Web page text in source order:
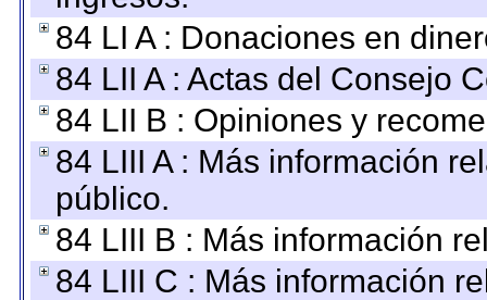
84 LI A : Donaciones en
84 LII A : Actas del Consejo
84 LII B : Opiniones y
84 LIII A : Más información
público.
84 LIII B : Más información
84 LIII C : Más información